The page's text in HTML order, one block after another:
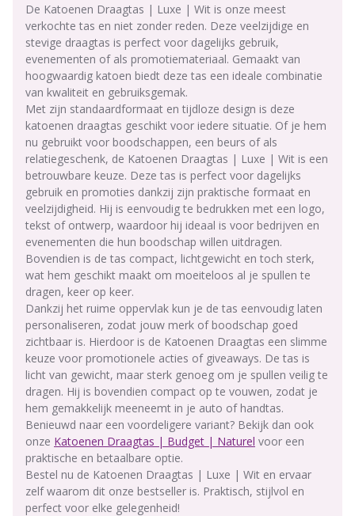
De Katoenen Draagtas | Luxe | Wit is onze meest
verkochte tas en niet zonder reden. Deze veelzijdige en
stevige draagtas is perfect voor dagelijks gebruik,
evenementen of als promotiemateriaal. Gemaakt van
hoogwaardig katoen biedt deze tas een ideale combinatie
van kwaliteit en gebruiksgemak.
Met zijn standaardformaat en tijdloze design is deze
katoenen draagtas geschikt voor iedere situatie. Of je hem
nu gebruikt voor boodschappen, een beurs of als
relatiegeschenk, de Katoenen Draagtas | Luxe | Wit is een
betrouwbare keuze. Deze tas is perfect voor dagelijks
gebruik en promoties dankzij zijn praktische formaat en
veelzijdigheid. Hij is eenvoudig te bedrukken met een logo,
tekst of ontwerp, waardoor hij ideaal is voor bedrijven en
evenementen die hun boodschap willen uitdragen.
Bovendien is de tas compact, lichtgewicht en toch sterk,
wat hem geschikt maakt om moeiteloos al je spullen te
dragen, keer op keer.
Dankzij het ruime oppervlak kun je de tas eenvoudig laten
personaliseren, zodat jouw merk of boodschap goed
zichtbaar is. Hierdoor is de Katoenen Draagtas een slimme
keuze voor promotionele acties of giveaways. De tas is
licht van gewicht, maar sterk genoeg om je spullen veilig te
dragen. Hij is bovendien compact op te vouwen, zodat je
hem gemakkelijk meeneemt in je auto of handtas.
Benieuwd naar een voordeligere variant? Bekijk dan ook
onze Katoenen Draagtas | Budget | Naturel voor een
praktische en betaalbare optie.
Bestel nu de Katoenen Draagtas | Luxe | Wit en ervaar
zelf waarom dit onze bestseller is. Praktisch, stijlvol en
perfect voor elke gelegenheid!